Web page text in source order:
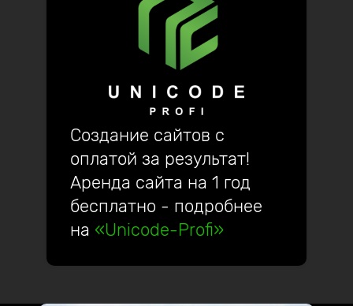
Создание сайтов с
оплатой за результат!
Аренда сайта на 1 год
бесплатно - подробнее
на «Unicode-Profi»